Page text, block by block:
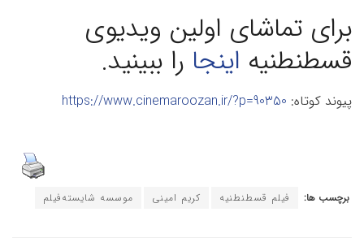
برای تماشای اولین ویدیوی
قسطنطنیه اینجا را ببینید.
پیوند کوتاه: https://www.cinemaroozan.ir/?p=90350
برچسب ها: فیلم قسطنطنیه کریم امینی موسسه شایسته‌فیلم